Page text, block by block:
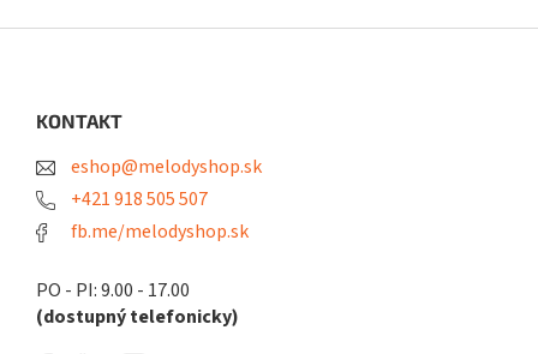
KONTAKT
eshop@melodyshop.sk
+421 918 505 507
fb.me/melodyshop.sk
PO - PI: 9.00 - 17.00
(dostupný telefonicky)